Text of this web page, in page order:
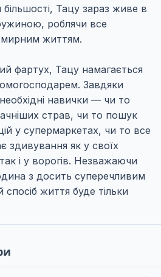
Тацу зараз живе в
роблячи все
життям.
фартух, Тацу намагається
Завдяки
навички — чи то
страв, чи то пошук
у супермаркетах, чи то все
здивування як у своїх
і у ворогів. Незважаючи
з досить суперечливим
життя буде тільки